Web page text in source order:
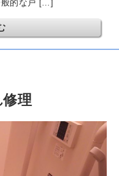
般的な戸 […]
理